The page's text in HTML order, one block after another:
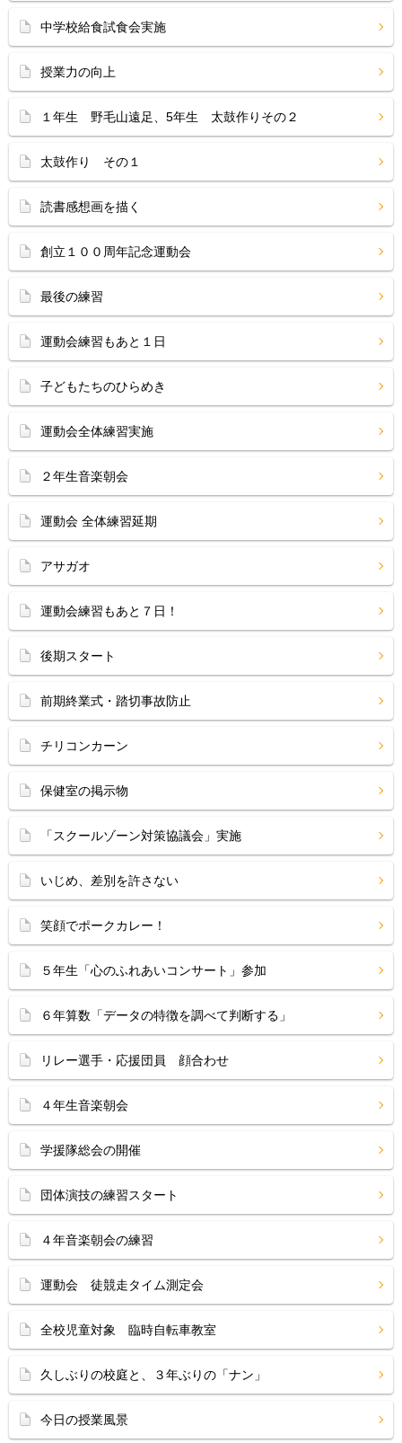
中学校給食試食会実施
授業力の向上
１年生 野毛山遠足、5年生 太鼓作りその２
太鼓作り その１
読書感想画を描く
創立１００周年記念運動会
最後の練習
運動会練習もあと１日
子どもたちのひらめき
運動会全体練習実施
２年生音楽朝会
運動会 全体練習延期
アサガオ
運動会練習もあと７日！
後期スタート
前期終業式・踏切事故防止
チリコンカーン
保健室の掲示物
「スクールゾーン対策協議会」実施
いじめ、差別を許さない
笑顔でポークカレー！
５年生「心のふれあいコンサート」参加
６年算数「データの特徴を調べて判断する」
リレー選手・応援団員 顔合わせ
４年生音楽朝会
学援隊総会の開催
団体演技の練習スタート
４年音楽朝会の練習
運動会 徒競走タイム測定会
全校児童対象 臨時自転車教室
久しぶりの校庭と、３年ぶりの「ナン」
今日の授業風景